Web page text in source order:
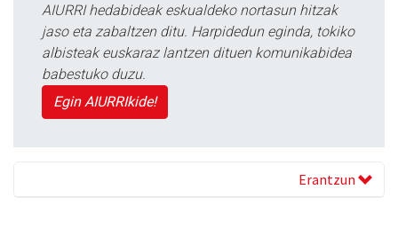
AIURRI hedabideak eskualdeko nortasun hitzak
jaso eta zabaltzen ditu. Harpidedun eginda, tokiko
albisteak euskaraz lantzen dituen komunikabidea
babestuko duzu.
Egin AIURRIkide!
Erantzun